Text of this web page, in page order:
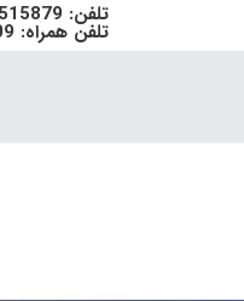
تلفن: 02188515879 - 02188543809
تلفن همراه: 09058441009